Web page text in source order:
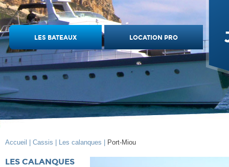
LES BATEAUX LOCATION PRO
Accueil | Cassis | Les calanques | Port-Miou
LES CALANQUES